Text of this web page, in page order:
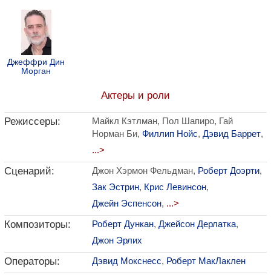
Джеффри Дин
Морган
Актеры и роли
Режиссеры:
Майкл Кэтлман, Пол Шапиро, Гай
Норман Би, Филлип Нойс, Дэвид Баррет,
...>
Сценарий: Джон Хэрмон Фельдман, Роберт Доэрти,
Зак Эстрин, Крис Левинсон,
Джейн Эспенсон, ...>
Композиторы: Роберт Дункан, Джейсон Дерлатка,
Джон Эрлих
Операторы: Дэвид Мокснесс, Роберт МакЛаклен